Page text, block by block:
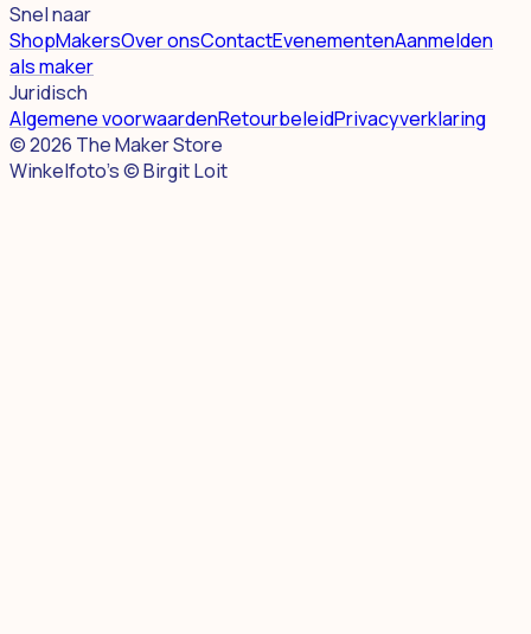
Snel naar
ShopMakersOver onsContactEvenementenAanmelden
als maker
Juridisch
Algemene voorwaardenRetourbeleidPrivacyverklaring
©2026 The Maker Store
Winkelfoto's © Birgit Loit